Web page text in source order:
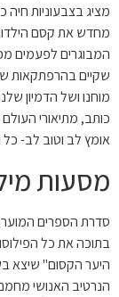
מציג בצבעוניות חיה
מחדש את קסם
המבוגרים לפעמים
שקיים בהרפתקאות
מוחנו ושל הדמיון
כותב, מתיאורי
אומץ לב וטוב לב- כל
מסעות
סדרת הספרים
בתוכה את כל
הנרטיב האנושי